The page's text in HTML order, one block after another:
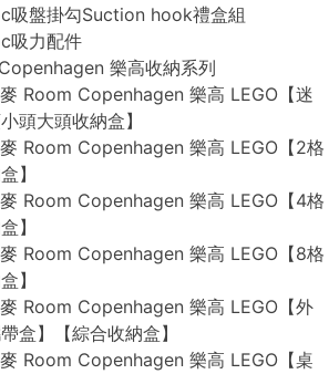
吸盤掛勾Suction hook禮盒組
吸力配件
樂高收納系列
Room Copenhagen 樂高 LEGO【迷
頭大頭收納盒】
Room Copenhagen 樂高 LEGO【2格
】
Room Copenhagen 樂高 LEGO【4格
】
Room Copenhagen 樂高 LEGO【8格
】
Room Copenhagen 樂高 LEGO【外
盒】【綜合收納盒】
Room Copenhagen 樂高 LEGO【桌